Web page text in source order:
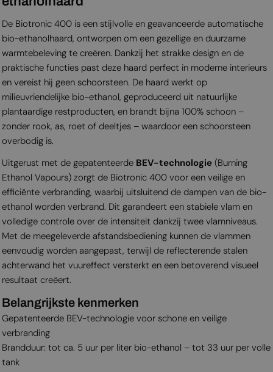
De Biotronic 400 is een stijlvolle en geavanceerde automatische
bio-ethanolhaard, ontworpen om een gezellige en duurzame
warmtebeleving te creëren. Dankzij het strakke design en de
praktische functies past deze haard perfect in moderne interieurs
en vereist hij geen schoorsteen. De haard werkt op
milieuvriendelijke bio-ethanol, geproduceerd uit natuurlijke
plantaardige restproducten, en brandt bijna 100% schoon –
zonder rook, as, roet of deeltjes – waardoor een schoorsteen
overbodig is.
Uitgerust met de gepatenteerde BEV-technologie(Burning
Ethanol Vapours) zorgt de Biotronic 400 voor een veilige en
efficiënte verbranding, waarbij uitsluitend de dampen van de bio-
ethanol worden verbrand. Dit garandeert een stabiele vlam en
volledige controle over de intensiteit dankzij twee vlamniveaus.
Met de meegeleverde afstandsbediening kunnen de vlammen
eenvoudig worden aangepast, terwijl de reflecterende stalen
achterwand het vuureffect versterkt en een betoverend visueel
resultaat creëert.
Belangrijkste kenmerken
Gepatenteerde BEV-technologie voor schone en veilige
verbranding
Brandduur: tot ca. 5 uur per liter bio-ethanol – tot 33 uur per volle
tank